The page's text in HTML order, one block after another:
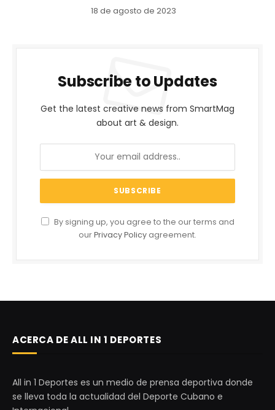
18 de agosto de 2023
Subscribe to Updates
Get the latest creative news from SmartMag
about art & design.
By signing up, you agree to the our terms and
ourPrivacy Policy agreement.
ACERCA DE ALL IN 1 DEPORTES
All in 1 Deportes es un medio de prensa deportiva donde
se lleva toda la actualidad del Deporte Cubano e